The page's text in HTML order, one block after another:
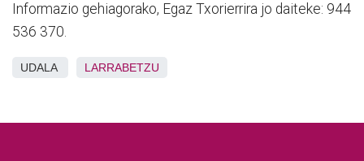
Informazio gehiagorako, Egaz Txorierrira jo daiteke: 944
536 370.
UDALA LARRABETZU